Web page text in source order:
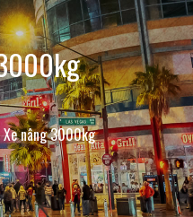
Xe nâng 3000kg